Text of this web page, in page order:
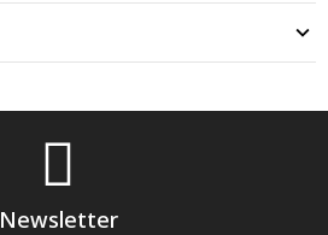
Newsletter